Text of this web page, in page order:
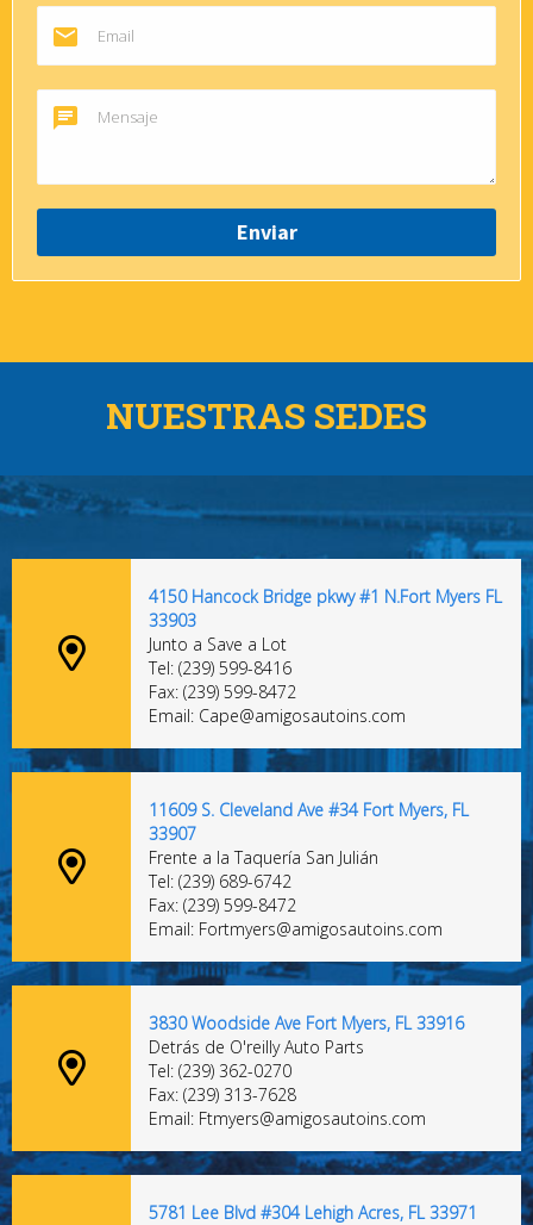
NUESTRAS SEDES
4150 Hancock Bridge pkwy #1 N.Fort Myers FL
33903
Junto a Save a Lot
Tel: (239) 599-8416
Fax: (239) 599-8472
Email: Cape@amigosautoins.com
11609 S. Cleveland Ave #34 Fort Myers, FL
33907
Frente a la Taquería San Julián
Tel: (239) 689-6742
Fax: (239) 599-8472
Email: Fortmyers@amigosautoins.com
3830 Woodside Ave Fort Myers, FL 33916
Detrás de O'reilly Auto Parts
Tel: (239) 362-0270
Fax: (239) 313-7628
Email: Ftmyers@amigosautoins.com
5781 Lee Blvd #304 Lehigh Acres, FL 33971